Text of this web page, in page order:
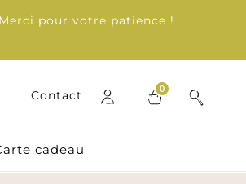
pour votre patience !
Contact 0
cadeau
Contact 0
cadeau